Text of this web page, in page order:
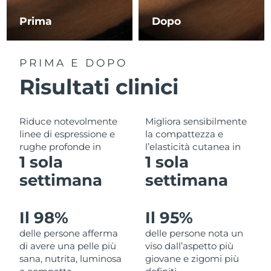
Prima Dopo
PRIMA E DOPO
Risultati clinici
Riduce notevolmente
linee di espressione e
rughe profonde in
1 sola
settimana
Migliora sensibilmente
la compattezza e
l’elasticità cutanea in
1 sola
settimana
Il 98%
delle persone afferma
di avere una pelle più
sana, nutrita, luminosa
Il 95%
delle persone nota un
viso dall’aspetto più
giovane e zigomi più
Consegna stimata
Polonia Consegna stimata12/08/26
Portogallo
Portorico Consegna stimata
Qatar Consegna stimata12/08/26
Riunione Consegna stimata
Romania Consegna stimata11/08/26
Russia Consegna stimata
Arabia Saudita Consegna stimata12/08/26
Singapore Consegna stimata